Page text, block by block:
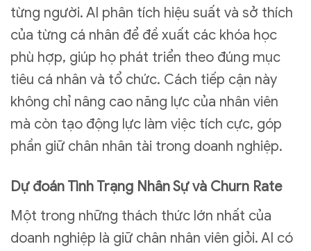
từng người. AI phân tích hiệu suất và sở thích
của từng cá nhân để đề xuất các khóa học
phù hợp, giúp họ phát triển theo đúng mục
tiêu cá nhân và tổ chức. Cách tiếp cận này
không chỉ nâng cao năng lực của nhân viên
mà còn tạo động lực làm việc tích cực, góp
phần giữ chân nhân tài trong doanh nghiệp.
Dự đoán Tình Trạng Nhân Sự và Churn Rate
Một trong những thách thức lớn nhất của
doanh nghiệp là giữ chân nhân viên giỏi. AI có